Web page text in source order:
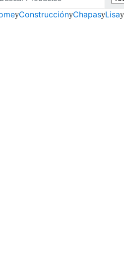
Construcción Chapas Lisa